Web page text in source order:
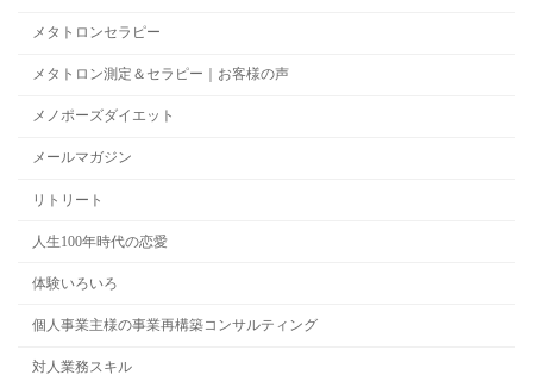
メタトロンセラピー
メタトロン測定＆セラピー｜お客様の声
メノポーズダイエット
メールマガジン
リトリート
人生100年時代の恋愛
体験いろいろ
個人事業主様の事業再構築コンサルティング
対人業務スキル